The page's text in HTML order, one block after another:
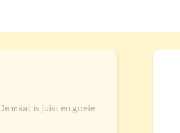
gordijnen en echt top service!
zoektocht in winkels en online uitgekomen